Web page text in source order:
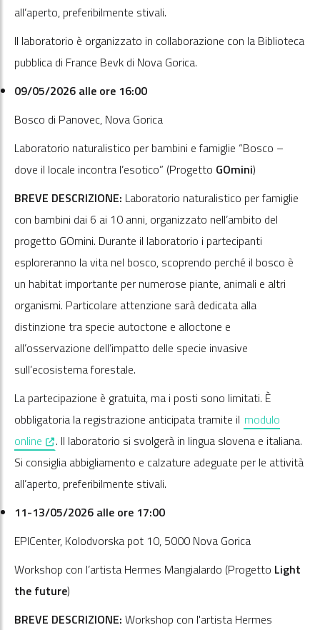
all’aperto, preferibilmente stivali.
Il laboratorio è organizzato in collaborazione con la Biblioteca
pubblica di France Bevk di Nova Gorica.
09/05/2026 alle ore 16:00
Bosco di Panovec, Nova Gorica
Laboratorio naturalistico per bambini e famiglie “Bosco –
dove il locale incontra l’esotico” (Progetto GOmini)
BREVE DESCRIZIONE: Laboratorio naturalistico per famiglie
con bambini dai 6 ai 10 anni, organizzato nell’ambito del
progetto GOmini. Durante il laboratorio i partecipanti
esploreranno la vita nel bosco, scoprendo perché il bosco è
un habitat importante per numerose piante, animali e altri
organismi. Particolare attenzione sarà dedicata alla
distinzione tra specie autoctone e alloctone e
all’osservazione dell’impatto delle specie invasive
sull’ecosistema forestale.
La partecipazione è gratuita, ma i posti sono limitati. È
obbligatoria la registrazione anticipata tramite il modulo
online , opens in a new window
. Il laboratorio si svolgerà in lingua slovena e italiana.
Si consiglia abbigliamento e calzature adeguate per le attività
all’aperto, preferibilmente stivali.
11-13/05/2026 alle ore 17:00
EPICenter, Kolodvorska pot 10, 5000 Nova Gorica
Workshop con l’artista Hermes Mangialardo (Progetto Light
the future)
BREVE DESCRIZIONE: Workshop con l'artista Hermes